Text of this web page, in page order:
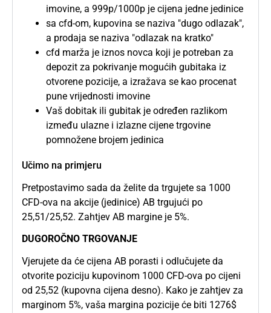
imovine, a 999p/1000p je cijena jedne jedinice
sa cfd-om, kupovina se naziva "dugo odlazak",
a prodaja se naziva "odlazak na kratko"
cfd marža je iznos novca koji je potreban za
depozit za pokrivanje mogućih gubitaka iz
otvorene pozicije, a izražava se kao procenat
pune vrijednosti imovine
Vaš dobitak ili gubitak je određen razlikom
između ulazne i izlazne cijene trgovine
pomnožene brojem jedinica
Učimo na primjeru
Pretpostavimo sada da želite da trgujete sa 1000
CFD-ova na akcije (jedinice) AB trgujući po
25,51/25,52. Zahtjev AB margine je 5%.
DUGOROČNO TRGOVANJE
Vjerujete da će cijena AB porasti i odlučujete da
otvorite poziciju kupovinom 1000 CFD-ova po cijeni
od 25,52 (kupovna cijena desno). Kako je zahtjev za
marginom 5%, vaša margina pozicije će biti 1276$